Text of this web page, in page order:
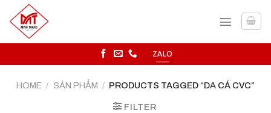
content
ZALO
HOME / SẢN PHẨM / PRODUCTS TAGGED “DA CÁ CVC”
FILTER